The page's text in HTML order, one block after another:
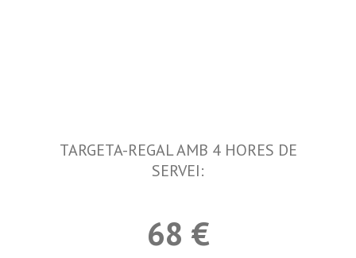
TARGETA-REGAL AMB 4 HORES DE
SERVEI:
68 €